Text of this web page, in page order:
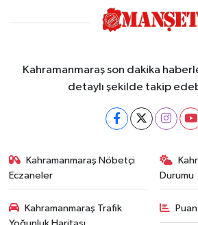
Kahramanmaraş son dakika
detaylı şekilde takip
Kahramanmaraş Nöbetçi
Eczaneler
Durumu
Kahramanmaraş Trafik